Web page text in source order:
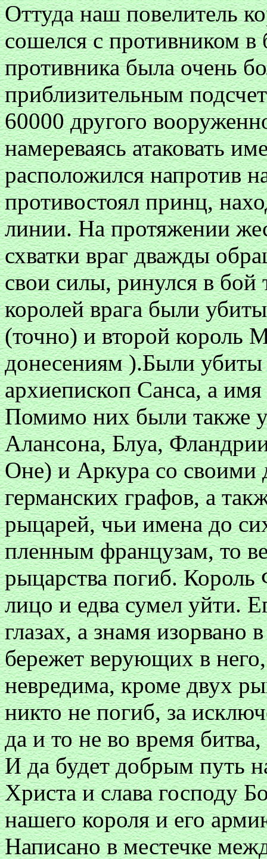
Оттуда наш повелитель
сошелся с противником
противника была очень
приблизительным
60000 другого
намереваясь атаковать
расположился напротив
противостоял принц,
линии. На протяжении
схватки враг дважды
свои силы, ринулся в бой
королей врага были
(точно) и второй король
донесениям ).Были убиты
архиепископ Санса, а имя
Помимо них были также
Алансона, Блуа,
Оне) и Аркура со своими
германских графов, а
рыцарей, чьи имена до
пленным французам, то
рыцарства погиб.
лицо и едва сумел уйти.
глазах, а знамя изорвано
бережет верующих в
невредима, кроме двух
никто не погиб, за
да и то не во время
И да будет добрым путь
Христа и слава господу
нашего короля и его
Написано в местечке